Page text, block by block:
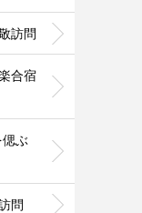
訪問
合宿
ぶ
問